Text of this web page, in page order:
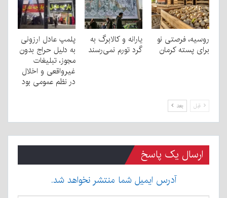
روسیه، فرصتی نو
برای پسته کرمان
یارانه و کالابرگ به
گرد تورم نمی‌رسند
پلمپ عادل ارزونی
به دليل حراج بدون
مجوز، تبليغات
غیرواقعی و اخلال
در نظم عمومی بود
قبل بعد
ارسال یک پاسخ
آدرس ایمیل شما منتشر نخواهد شد.